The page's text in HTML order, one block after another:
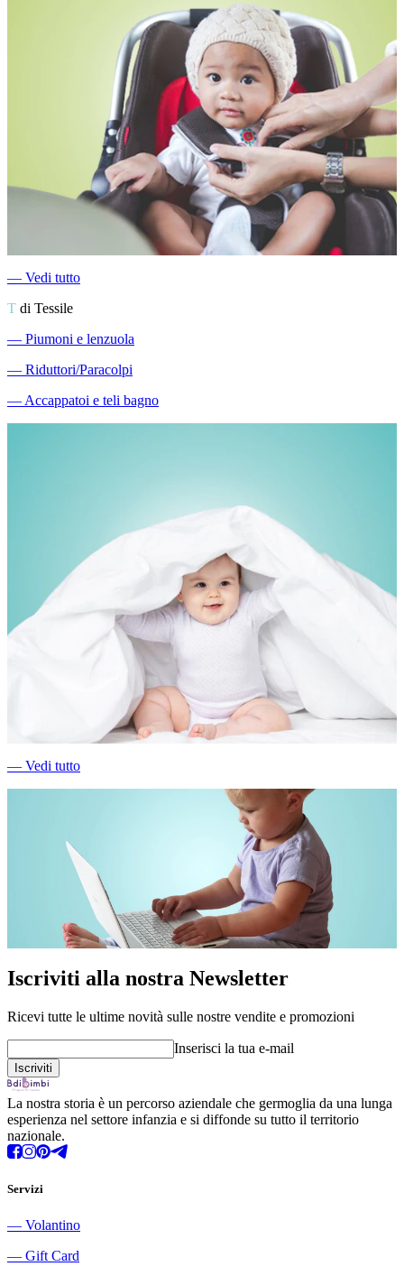
― Vedi tutto
T di Tessile
― Piumoni e lenzuola
― Riduttori/Paracolpi
―Accappatoi e teli bagno
― Vedi tutto
Iscriviti alla nostra Newsletter
Ricevi tutte le ultime novità sulle nostre vendite e promozioni
Inserisci la tua e-mail
La nostra storia è un percorso aziendale che germoglia da una lunga
esperienza nel settore infanzia e si diffonde su tutto il territorio
nazionale.
Servizi
― Volantino
― Gift Card